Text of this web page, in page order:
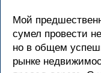
Мой
сумел провести
но в общем
рынке